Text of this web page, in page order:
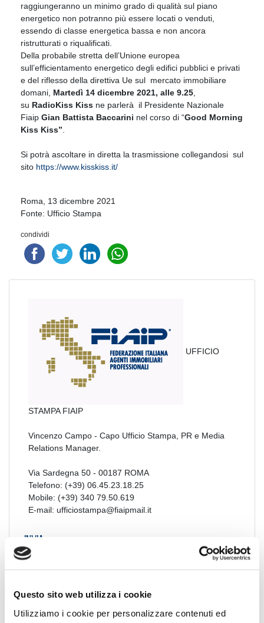
Questo sito web utilizza i cookie
Utilizziamo i cookie per personalizzare contenuti ed
raggiungeranno un minimo grado di qualità sul piano
energetico non potranno più essere locati o venduti,
essendo di classe energetica bassa e non ancora
ristrutturati o riqualificati.
Della probabile stretta dell’Unione europea
sull’efficientamento energetico degli edifici pubblici e privati
e del riflesso della direttiva Ue sul mercato immobiliare
domani, Martedì 14 dicembre 2021, alle 9.25
su RadioKiss Kiss ne parlerà il Presidente Nazionale
Fiaip Gian Battista Baccarini nel corso di “Good Morning
Kiss Kiss”
Si potrà ascoltare in diretta la trasmissione collegandosi sul
sito https://www.kisskiss.it/
Roma, 13 dicembre 2021
Fonte: Ufficio Stampa
condividi
UFFICIO
STAMPA FIAIP
Vincenzo Campo - Capo Ufficio Stampa, PR e Media
Relations Manager.
Via Sardegna 50 - 00187 ROMA
Telefono: (+39) 06.45.23.18.25
Mobile: (+39) 340 79.50.619
E-mail: ufficiostampa@fiaipmail.it
Invia